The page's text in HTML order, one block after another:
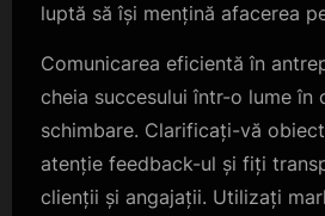
luptă să își mențină afacerea
Comunicarea eficientă în
cheia succesului într-o lume în
schimbare. Clarificați-vă
atenție feedback-ul și fiți
clienții și angajații. Utilizați